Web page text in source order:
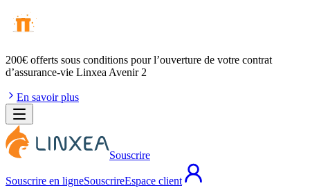
200€ offerts sous conditions pour l’ouverture de votre contrat
d’assurance-vie Linxea Avenir 2
En savoir plus
Souscrire
Souscrire en ligneSouscrireEspace client